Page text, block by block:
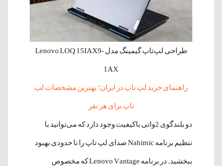
طراحی لپ‌تاپ‌ گیمینگ مدل Lenovo LOQ 15IAX9-
1AX
راهنمای خرید لپ تاپ در ایران؛ بهترین مشخصات لپ
تاپ برای هر نفر
دو بلندگوی 2واتی باکیفیت وجود دارد که می‌توانید با
تنظیم برنامه Nahimic صدای لپ تاپ را تا حدودی بهبود
ببخشید. در برنامه Lenovo Vantage که مخصوص